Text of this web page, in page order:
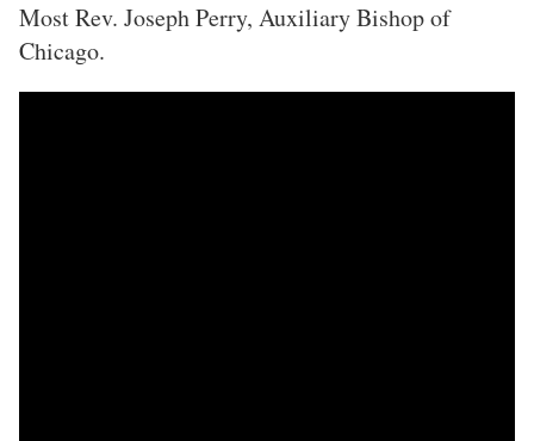
Most Rev. Joseph Perry, Auxiliary Bishop of
Chicago.